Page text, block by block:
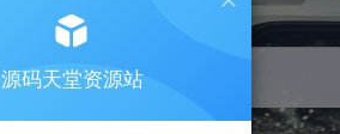
源码天堂资源站